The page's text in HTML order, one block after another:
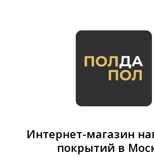
Интернет-магазин
покрытий в